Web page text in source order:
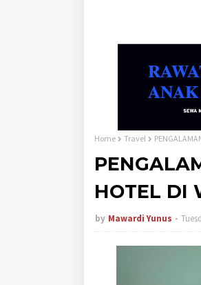
Home Travel
HOTEL DI
by Mawardi Yunus